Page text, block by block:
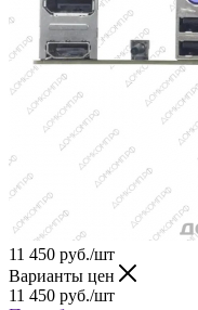
11 450 руб./шт
Варианты цен
11 450 руб./шт